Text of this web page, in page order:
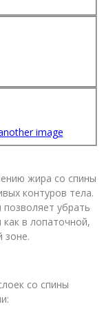
image
жира со спины
контуров тела.
убрать
в лопаточной,
зоне.
со спины